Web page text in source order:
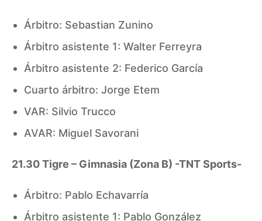
Árbitro: Sebastian Zunino
Árbitro asistente 1: Walter Ferreyra
Árbitro asistente 2: Federico García
Cuarto árbitro: Jorge Etem
VAR: Silvio Trucco
AVAR: Miguel Savorani
21.30 Tigre – Gimnasia (Zona B) -TNT Sports-
Árbitro: Pablo Echavarría
Árbitro asistente 1: Pablo González